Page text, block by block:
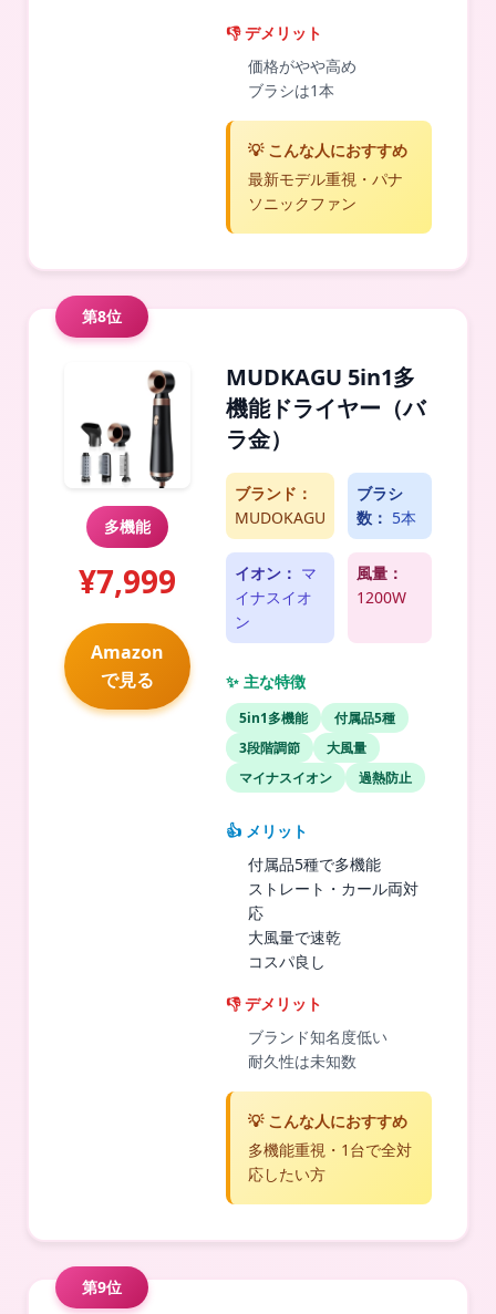
👎 デメリット
価格がやや高め
ブラシは1本
💡 こんな人におすすめ
最新モデル重視・パナ
ソニックファン
第8位
多機能
¥7,999
Amazon
で見る
MUDKAGU 5in1多
機能ドライヤー（バ
ラ金）
ブランド：
MUDOKAGU
ブラシ
数： 5本
イオン： マ
イナスイオ
ン
風量：
1200W
✨ 主な特徴
5in1多機能
付属品5種
3段階調節
大風量
マイナスイオン
過熱防止
👍 メリット
付属品5種で多機能
ストレート・カール両対
応
大風量で速乾
コスパ良し
👎 デメリット
ブランド知名度低い
耐久性は未知数
💡 こんな人におすすめ
多機能重視・1台で全対
応したい方
第9位